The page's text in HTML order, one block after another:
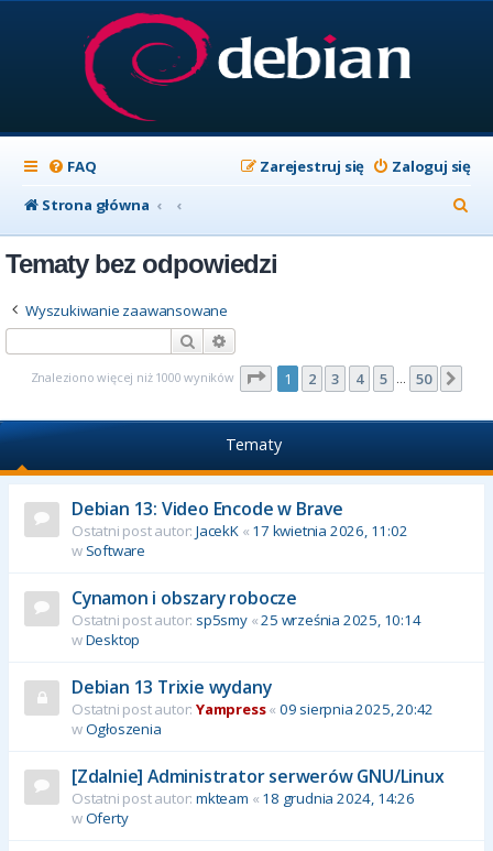
FAQ Zaloguj się
Zarejestruj się
Strona główna
z
Tematy bez odpowiedzi
Wyszukiwanie zaawansowane
Szukaj
Znaleziono więcej niż 1000 wyników Strona z50
1 2 3 4 5 … 50
Tematy
Debian 13: Video Encode w Brave
Ostatni post autor: JacekK« 17 kwietnia 2026, 11:02
w Software
Cynamon i obszary robocze
Ostatni post autor: sp5smy«25 września 2025, 10:14
wDesktop
Debian 13 Trixie wydany
Ostatni post autor: Yampress« 09 sierpnia 2025, 20:42
wOgłoszenia
[Zdalnie] Administrator serwerów GNU/Linux
Ostatni post autor: mkteam « 18 grudnia 2024, 14:26
wOferty